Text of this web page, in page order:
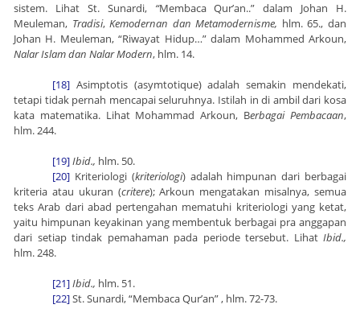
sistem. Lihat St. Sunardi,“Membaca Qur’an..” dalam Johan H.
Meuleman, Tradisi,Kemodernan dan Metamodernisme, hlm. 65., dan
Johan H. Meuleman, “Riwayat Hidup…” dalam Mohammed Arkoun,
Nalar Islam dan Nalar Modern, hlm. 14.
[18] Asimptotis (asymtotique) adalah semakin mendekati,
tetapi tidak pernah mencapai seluruhnya. Istilah in di ambil dari kosa
kata matematika. Lihat Mohammad Arkoun, Berbagai Pembacaan,
hlm. 244.
[19]Ibid., hlm. 50.
[20] Kriteriologi (kriteriologi) adalah himpunan dari berbagai
kriteria atau ukuran (critere); Arkoun mengatakan misalnya, semua
teks Arab dari abad pertengahan mematuhi kriteriologi yang ketat,
yaitu himpunan keyakinan yang membentuk berbagai pra anggapan
dari setiap tindak pemahaman pada periode tersebut. Lihat Ibid.,
hlm. 248.
[21]Ibid., hlm. 51.
[22]St. Sunardi, “Membaca Qur’an” , hlm. 72-73.